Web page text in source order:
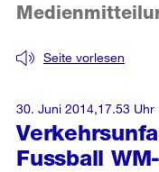
Fussball
Seite vorlesen
30. Juni 2014,17.53 Uhr